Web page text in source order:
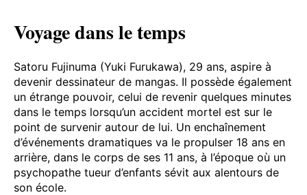
Voyage dans le temps
Satoru Fujinuma (Yuki Furukawa), 29 ans, aspire à
devenir dessinateur de mangas. Il possède également
un étrange pouvoir, celui de revenir quelques minutes
dans le temps lorsqu’un accident mortel est sur le
point de survenir autour de lui. Un enchaînement
d’événements dramatiques va le propulser 18 ans en
arrière, dans le corps de ses 11 ans, à l’époque où un
psychopathe tueur d’enfants sévit aux alentours de
son école.